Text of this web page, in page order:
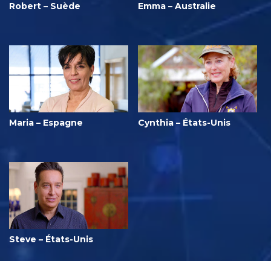
Robert – Suède Emma – Australie
Maria – Espagne Cynthia – États-Unis
Steve – États-Unis